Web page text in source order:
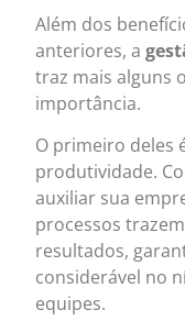
Além dos
anteriores, a
traz mais alguns
importância.
O primeiro deles
produtividade.
auxiliar sua
processos
resultados,
considerável no
equipes.